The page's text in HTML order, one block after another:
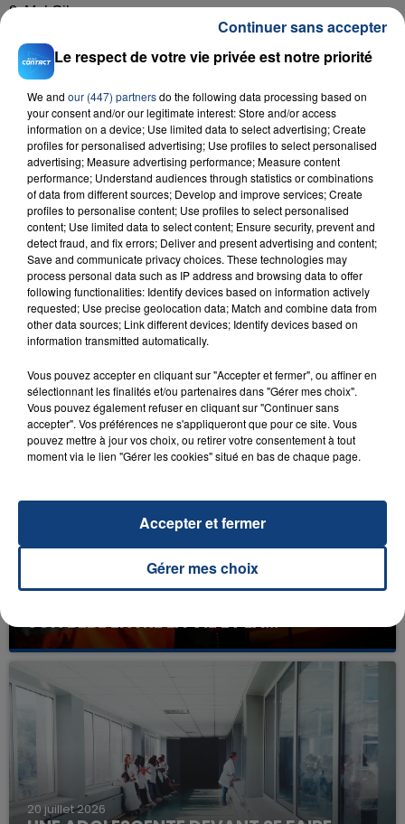
8. Mel Gibson
10. Bruce Jenner
Tant Pis Pour Elle
CHARLOTTE CARDIN
RADIO CONTACT
FIL D'ACTU
SON BÉBÉ ENTRE LA VIE ET LA...
Un homme s'est immolé par le feu après avoir
aspergé sa compagne et leur bébé de trois mois
d'un liquide inflammable.
20 juillet 2026
Le respect de votre vie privée est notre priorité
We and our (447) partnersdo the following data processing based on
your consent and/or our legitimate interest: Store and/or access
information on a device; Use limited data to select advertising; Create
profiles for personalised advertising; Use profiles to select personalised
advertising; Measure advertising performance; Measure content
performance; Understand audiences through statistics or combinations
of data from different sources; Develop and improve services; Create
profiles to personalise content; Use profiles to select personalised
content; Use limited data to select content; Ensure security, prevent and
detect fraud, and fix errors; Deliver and present advertising and content;
Save and communicate privacy choices. These technologies may
process personal data such as IP address and browsing data to offer
following functionalities: Identify devices based on information actively
requested; Use precise geolocation data; Match and combine data from
other data sources; Link different devices; Identify devices based on
information transmitted automatically.
Vous pouvez accepter en cliquant sur "Accepter et fermer", ou affiner en
sélectionnant les finalités et/ou partenaires dans "Gérer mes choix".
Vous pouvez également refuser en cliquant sur "Continuer sans
accepter". Vos préférences ne s'appliqueront que pour ce site. Vous
pouvez mettre à jour vos choix, ou retirer votre consentement à tout
moment via le lien "Gérer les cookies" situé en bas de chaque page.
Gérer mes choix
Accepter et fermer
Continuer sans accepter